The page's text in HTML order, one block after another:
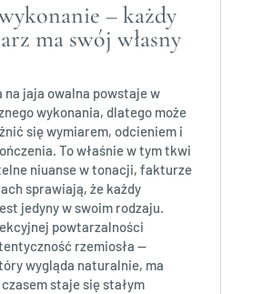
– każdy
ma swój własny
na jaja owalna powstaje w
wykonania, dlatego może
się wymiarem, odcieniem i
To właśnie w tym tkwi
niuanse w tonacji, fakturze
sprawiają, że każdy
jedyny w swoim rodzaju.
powtarzalności
rzemiosła —
wygląda naturalnie, ma
staje się stałym